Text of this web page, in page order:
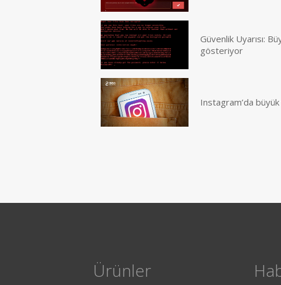
Güvenlik Uyarısı:
gösteriyor
Instagram’da büyük
Ürünler